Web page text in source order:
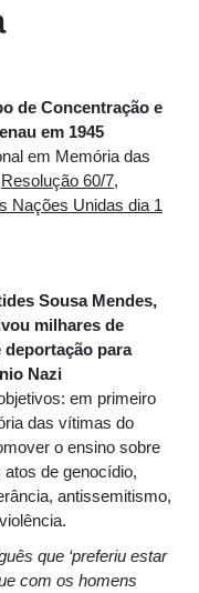
de Concentração e
em 1945
em Memória das
Resolução 60/7,
Nações Unidas dia 1
Sousa Mendes,
milhares de
deportação para
Nazi
em primeiro
das vítimas do
o ensino sobre
de genocídio,
antissemitismo,
que ‘preferiu estar
com os homens